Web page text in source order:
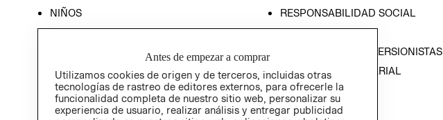
NIÑOS
HOME
RESPONSABILIDAD SOCIAL
PRENSA
RELACIÓN CON INVERSIONISTAS
POLÍTICA EMPRESARIAL
Antes de empezar a comprar
Utilizamos cookies de origen y de terceros, incluidas otras
tecnologías de rastreo de editores externos, para ofrecerle la
funcionalidad completa de nuestro sitio web, personalizar su
experiencia de usuario, realizar análisis y entregar publicidad